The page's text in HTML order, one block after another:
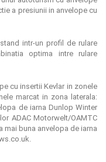
a presiunii in anvelope cu
intr-un profil de rulare
optima intre rulare
cu insertii Kevlar in zonele
marcat in zona laterala:
de iarna Dunlop Winter
ADAC Motorwelt/OAMTC
mai buna anvelopa de iarna